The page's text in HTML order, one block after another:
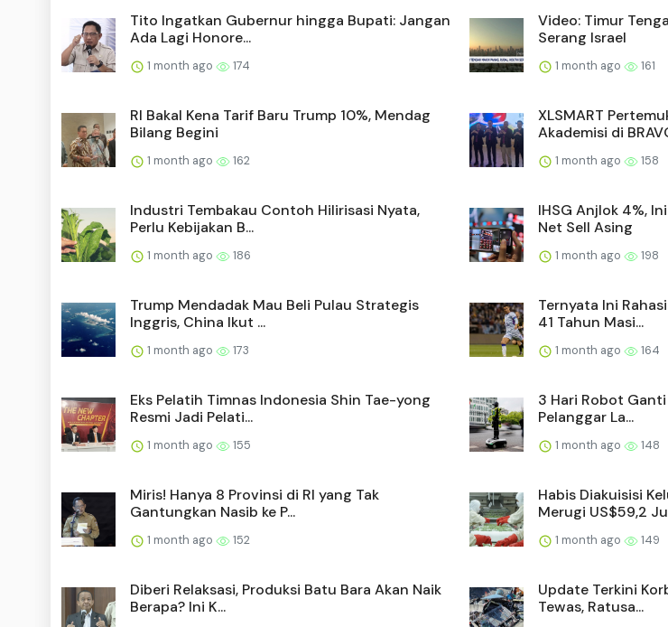
Tito Ingatkan Gubernur hingga Bupati: Jangan
Ada Lagi Honore...
1 month ago 174
Video: Timur
Serang Israel
1 month ago 161
RI Bakal Kena Tarif Baru Trump 10%, Mendag
Bilang Begini
1 month ago 162
XLSMART
Akademisi di
1 month ago 158
Industri Tembakau Contoh Hilirisasi Nyata,
Perlu Kebijakan B...
1 month ago 186
IHSG Anjlok 4%,
Net Sell Asing
1 month ago 198
Trump Mendadak Mau Beli Pulau Strategis
Inggris, China Ikut ...
1 month ago 173
Ternyata Ini
41 Tahun Masi...
1 month ago 164
Eks Pelatih Timnas Indonesia Shin Tae-yong
Resmi Jadi Pelati...
1 month ago 155
3 Hari Robot
Pelanggar La...
1 month ago 148
Miris! Hanya 8 Provinsi di RI yang Tak
Gantungkan Nasib ke P...
1 month ago 152
Habis Diakuisisi
Merugi US$59,2
1 month ago 149
Diberi Relaksasi, Produksi Batu Bara Akan Naik
Berapa? Ini K...
Update Terkini
Tewas, Ratusa...